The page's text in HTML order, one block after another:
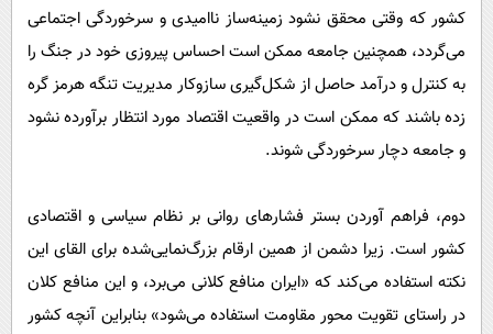
کشور که وقتی محقق نشود زمینه‌ساز ناامیدی و سرخوردگی اجتماعی
می‌گردد، همچنین جامعه ممکن است احساس پیروزی خود در جنگ را
به کنترل و درآمد حاصل از شکل‌گیری سازوکار مدیریت تنگه هرمز گره
زده باشند که ممکن است در واقعیت اقتصاد مورد انتظار برآورده نشود
و جامعه دچار سرخوردگی شوند.
دوم، فراهم آوردن بستر فشارهای روانی بر نظام سیاسی و اقتصادی
کشور است. زیرا دشمن از همین ارقام بزرگ‌نمایی‌شده برای القای این
نکته استفاده می‌کند که «ایران منافع کلانی می‌برد، و این منافع کلان
در راستای تقویت محور مقاومت استفاده می‌شود» بنابراین آنچه کشور